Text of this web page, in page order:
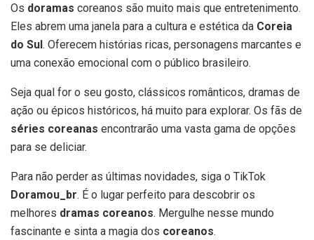
Os doramas coreanos são muito mais que entretenimento.
Eles abrem uma janela para a cultura e estética da Coreia
do Sul. Oferecem histórias ricas, personagens marcantes e
uma conexão emocional com o público brasileiro.
Seja qual for o seu gosto, clássicos românticos, dramas de
ação ou épicos históricos, há muito para explorar. Os fãs de
séries coreanas encontrarão uma vasta gama de opções
para se deliciar.
Para não perder as últimas novidades, siga o TikTok
Doramou_br. É o lugar perfeito para descobrir os
melhores dramas coreanos. Mergulhe nesse mundo
fascinante e sinta a magia dos coreanos.